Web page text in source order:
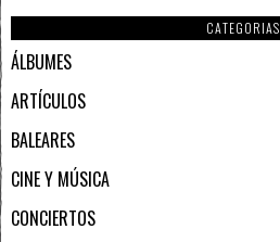
CATEGORIAS
ÁLBUMES
ARTÍCULOS
BALEARES
CINE Y MÚSICA
CONCIERTOS